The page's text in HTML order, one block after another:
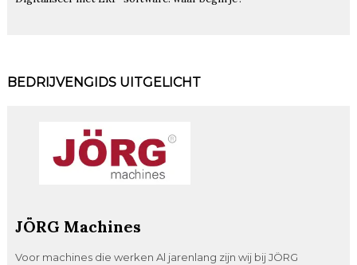
BEDRIJVENGIDS UITGELICHT
JÖRG Machines
Voor machines die werken Al jarenlang zijn wij bij JÖRG